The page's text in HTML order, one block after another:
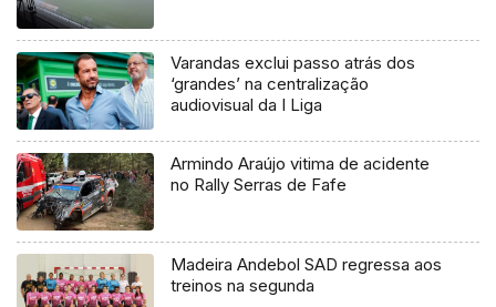
Varandas exclui passo atrás dos
‘grandes’ na centralização
audiovisual da I Liga
Armindo Araújo vitima de acidente
no Rally Serras de Fafe
Madeira Andebol SAD regressa aos
treinos na segunda